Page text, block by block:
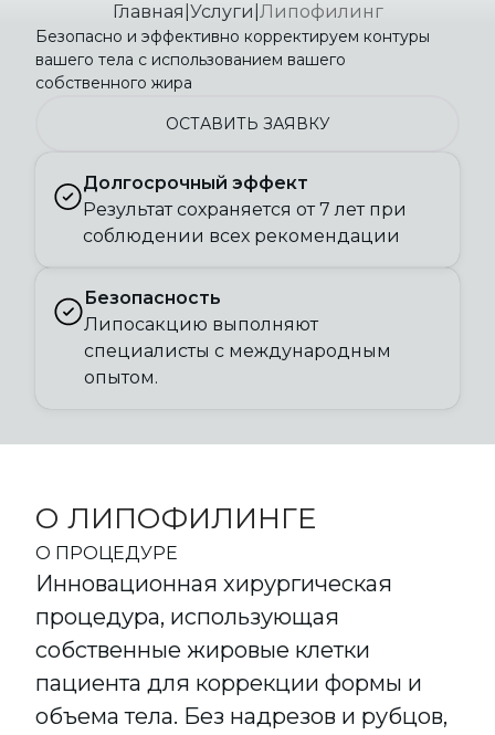
Главная |Услуги |Липофилинг
Безопасно и эффективно корректируем контуры
вашего тела с использованием вашего
собственного жира
ОСТАВИТЬ ЗАЯВКУ
Долгосрочный эффект
Результат сохраняется от 7 лет при
соблюдении всех рекомендации
Безопасность
Липосакцию выполняют
специалисты с международным
опытом.
О ЛИПОФИЛИНГЕ
О ПРОЦЕДУРЕ
Инновационная хирургическая
процедура, использующая
собственные жировые клетки
пациента для коррекции формы и
объема тела. Без надрезов и рубцов,